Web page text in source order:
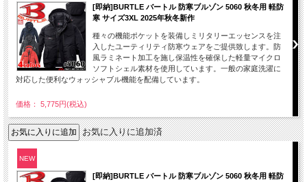
[即納]BURTLE バートル 防寒ブルゾン 5060 秋冬用 軽防
寒 サイズ3XL 2025年秋冬新作
種々の機能ポケットを装備しミリタリーエッセンスを注
入したユーティリティ防寒ウェアをご提供致します。防
風ラミネート加工を施し保温性を確保した軽量マイクロ
ソフトシェル素材を使用しています。一般の家庭洗濯に
対応した便利なウォッシャブル機能を配備しています。
価格： 5,775円(税込)
お気に入りに追加済
NEW
[即納]BURTLE バートル 防寒ブルゾン 5060 秋冬用 軽防